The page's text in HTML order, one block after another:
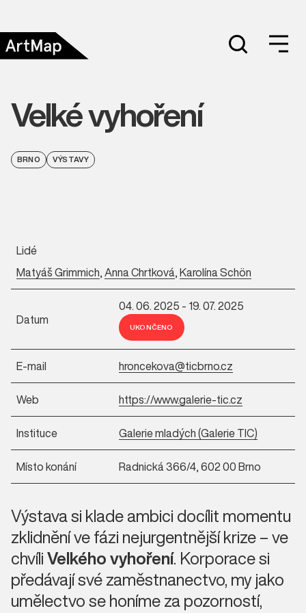
Velké vyhoření
BRNO VÝSTAVY
Lidé
Matyáš Grimmich,Anna Chrtková,Karolína Schön
Datum
04. 06. 2025 - 19. 07. 2025
UKONČENO
E-mail hroncekova@ticbrno.cz
Web https://www.galerie-tic.cz
Instituce Galerie mladých (Galerie TIC)
Místo konání Radnická 366/4, 602 00 Brno
Výstava si klade ambici docílit momentu
zklidnění ve fázi nejurgentnější krize – ve
chvíliVelkého vyhoření. Korporace si
předávají své zaměstnanectvo, my jako
umělectvo se honíme za pozorností,